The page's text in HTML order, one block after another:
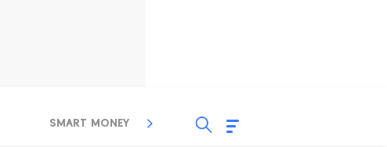
SMART MONEY INSPIRASI BISNIS